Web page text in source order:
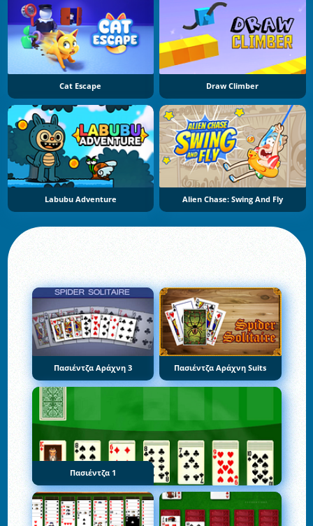
Cat Escape Draw Climber
Labubu Adventure Alien Chase: Swing And Fly
Πασιέντζα Αράχνη 3 Πασιέντζα Αράχνη Suits
Πασιέντζα 1